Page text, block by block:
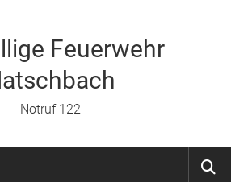
Feuerwehr
Notruf 122